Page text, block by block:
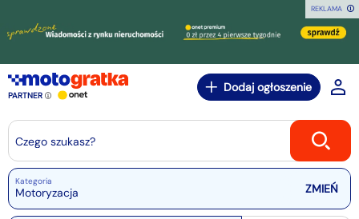
REKLAMA
PARTNER
Dodaj ogłoszenie
Czego szukasz?
Kategoria
Motoryzacja